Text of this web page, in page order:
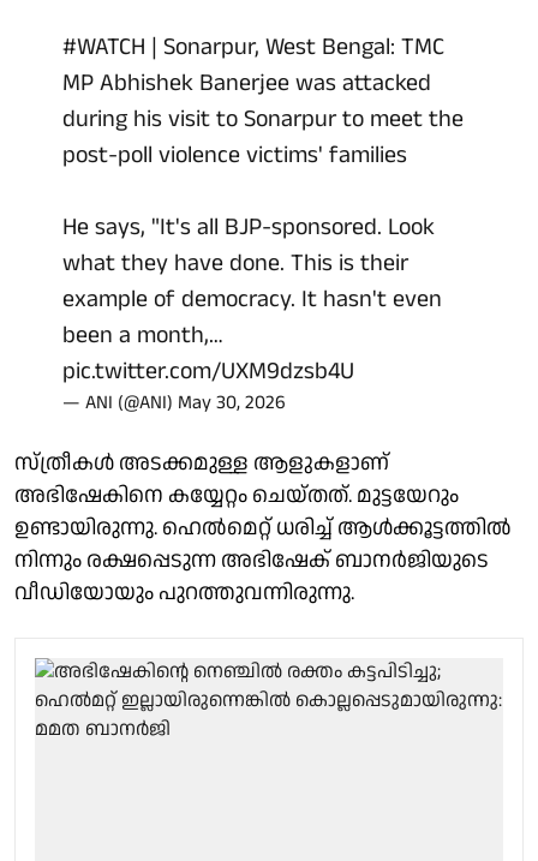
#WATCH | Sonarpur, West Bengal: TMC
MP Abhishek Banerjee was attacked
during his visit to Sonarpur to meet the
post-poll violence victims' families
He says, "It's all BJP-sponsored. Look
what they have done. This is their
example of democracy. It hasn't even
been a month,…
pic.twitter.com/UXM9dzsb4U
— ANI (@ANI) May 30, 2026
സ്ത്രീകള്‍ അടക്കമുള്ള ആളുകളാണ്
അഭിഷേകിനെ കയ്യേറ്റം ചെയ്തത്. മുട്ടയേറും
ഉണ്ടായിരുന്നു. ഹെല്‍മെറ്റ് ധരിച്ച് ആള്‍ക്കൂട്ടത്തില്‍
നിന്നും രക്ഷപ്പെടുന്ന അഭിഷേക് ബാനര്‍ജിയുടെ
വീഡിയോയും പുറത്തുവന്നിരുന്നു.